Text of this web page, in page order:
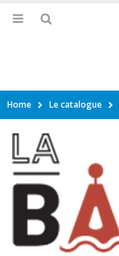
Home Le catalogue